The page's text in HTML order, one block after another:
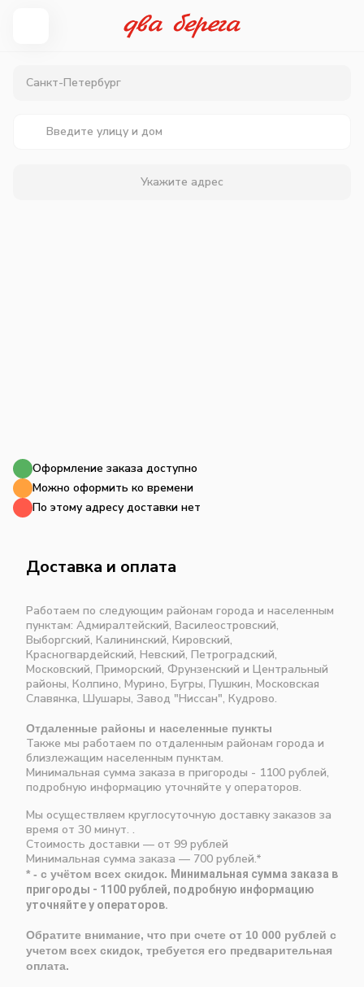
Санкт-Петербург
Укажите адрес
Оформление заказа доступно
Можно оформить ко времени
По этому адресу доставки нет
Доставка и оплата
Работаем по следующим районам города и населенным
пунктам: Адмиралтейский, Василеостровский,
Выборгский, Калининский, Кировский,
Красногвардейский, Невский, Петроградский,
Московский, Приморский, Фрунзенский и Центральный
районы, Колпино, Мурино, Бугры, Пушкин, Московская
Славянка, Шушары, Завод "Ниссан", Кудрово.
Отдаленные районы и населенные пункты
Также мы работаем по отдаленным районам города и
близлежащим населенным пунктам.
Минимальная сумма заказа в пригороды - 1100 рублей,
подробную информацию уточняйте у операторов.
Мы осуществляем круглосуточную доставку заказов за
время от 30 минут. .
Стоимость доставки — от 99 рублей
Минимальная сумма заказа — 700 рублей.*
* - с учётом всех скидок. Минимальная сумма заказа в
пригороды - 1100 рублей, подробную информацию
уточняйте у операторов.
Обратите внимание, что при счете от 10 000 рублей с
учетом всех скидок, требуется его предварительная
оплата.